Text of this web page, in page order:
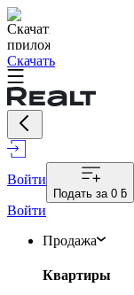
Скачать
Войти
Подать за 0 ƃ
Войти
Продажа
Квартиры